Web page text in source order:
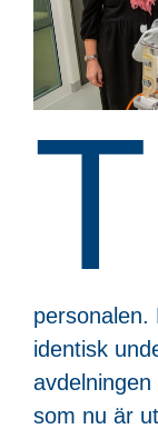
T
personalen.
identisk
som nu är